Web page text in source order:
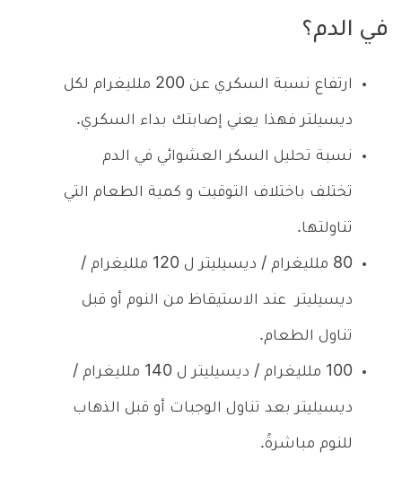
في الدم؟
ارتفاع نسبة السكري عن 200 ملليغرام لكل
ديسيلتر فهذا يعني إصابتك بداء السكري.
نسبة تحليل السكر العشوائي في الدم
تختلف باختلاف التوقيت و كمية الطعام التي
تناولتها.
80 ملليغرام / ديسيليتر ل 120 ملليغرام /
ديسيليتر عند الاستيقاظ من النوم أو قبل
تناول الطعام.
100 ملليغرام / ديسيليتر ل 140 ملليغرام /
ديسيليتر بعد تناول الوجبات أو قبل الذهاب
للنوم مباشرةً.